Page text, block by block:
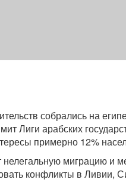
собрались на
Лиги арабских
примерно 12%
миграцию и
конфликты в Ливии,